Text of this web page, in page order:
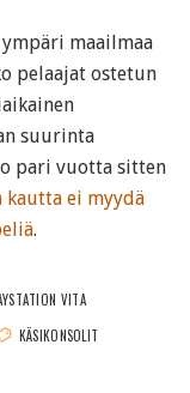
maailmaa
pelaajat ostetun
suurinta
pari vuotta sitten
kautta ei myydä
.
VITA
KÄSIKONSOLIT